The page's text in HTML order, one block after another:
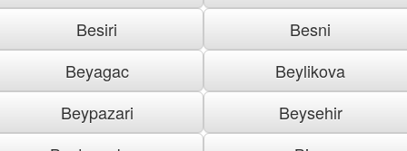
Besiri
Besni
Beyagac
Beylikova
Beypazari
Beysehir